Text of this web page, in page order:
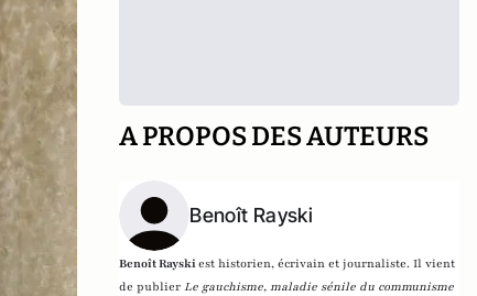
A PROPOS DES AUTEURS
Benoît Rayski
Benoît Rayskiest historien, écrivain et journaliste. Il vient
de publierLe gauchisme, maladie sénile du communisme